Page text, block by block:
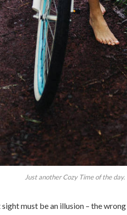
Just another Cozy Time of the day.
must be an illusion – the